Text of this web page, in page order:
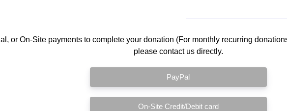
or On-Site payments to complete your donation (For monthly recurring
please contact us directly.
PayPal
On-Site Credit/Debit card